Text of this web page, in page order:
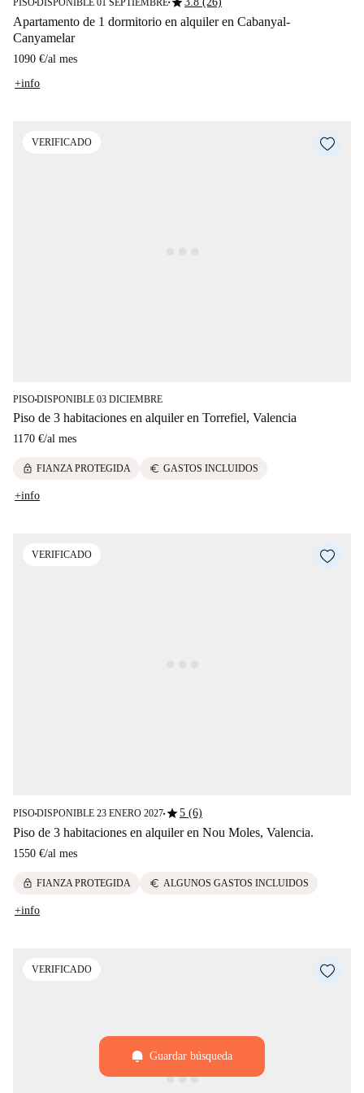
PISO■DISPONIBLE 01 SEPTIEMBRE■
Apartamento de 1 dormitorio en alquiler en Cabanyal-
Canyamelar
1090 €/al mes
+info
VERIFICADO
PISO■DISPONIBLE 03 DICIEMBRE
Piso de 3 habitaciones en alquiler en Torrefiel, Valencia
1170 €/al mes
lock FIANZA PROTEGIDA euro GASTOS INCLUIDOS
+info
VERIFICADO
PISO■DISPONIBLE 23 ENERO 2027■star5 (6)
Piso de 3 habitaciones en alquiler en Nou Moles, Valencia.
1550 €/al mes
lock FIANZA PROTEGIDA euro ALGUNOS GASTOS INCLUIDOS
+info
VERIFICADO
Guardar búsqueda